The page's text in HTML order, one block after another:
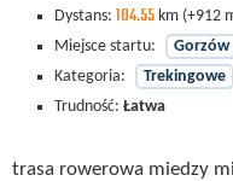
Dodaj
Dystans: 104.55 km (+912
Miejsce startu:
Kategoria:
Trekingowe
Trudność: Łatwa
trasa rowerowa miedzy